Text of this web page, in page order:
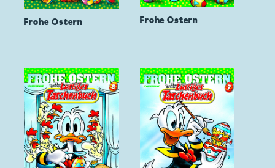
Frohe Ostern Frohe Ostern